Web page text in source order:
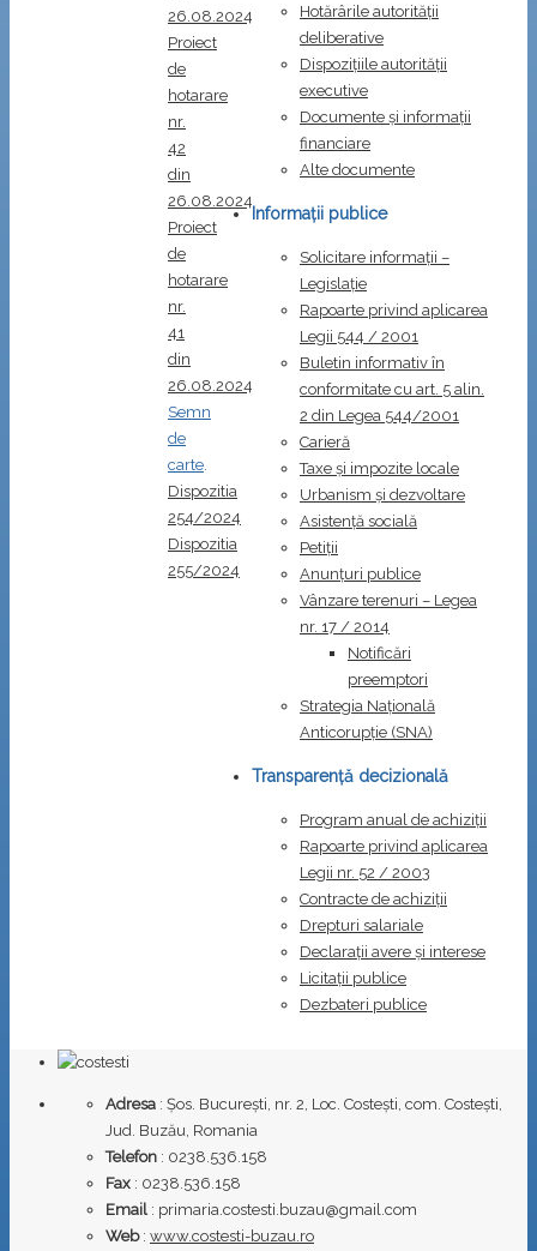
26.08.2024
Proiect
de
hotarare
nr.
42
din
26.08.2024
Proiect
de
hotarare
nr.
41
din
26.08.2024
Semn
de
carte
Dispozitia
254/2024
Dispozitia
255/2024
Hotărârile autorității
deliberative
Dispozițiile autorității
executive
Documente și informații
financiare
Alte documente
Informații publice
Solicitare informații –
Legislație
Rapoarte privind aplicarea
Legii 544 / 2001
Buletin informativ în
conformitate cu art. 5 alin.
2 din Legea 544/2001
Carieră
Taxe și impozite locale
Urbanism și dezvoltare
Asistență socială
Petiții
Anunțuri publice
Vânzare terenuri – Legea
nr. 17 / 2014
Notificări
preemptori
Strategia Naţională
Anticorupţie (SNA)
Transparență decizională
Program anual de achiziții
Rapoarte privind aplicarea
Legii nr. 52 / 2003
Contracte de achiziții
Drepturi salariale
Declarații avere și interese
Licitații publice
Dezbateri publice
Adresa : Șos. București, nr. 2, Loc. Costești, com. Costești,
Jud. Buzău, Romania
Telefon : 0238.536.158
Fax : 0238.536.158
Email : primaria.costesti.buzau@gmail.com
Web: www.costesti-buzau.ro